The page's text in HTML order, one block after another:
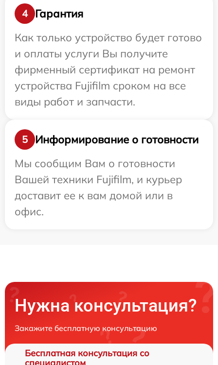
4
Гарантия
Как только устройство будет готово
и оплаты услуги Вы получите
фирменный сертификат на ремонт
устройства Fujifilm сроком на все
виды работ и запчасти.
5
Информирование о готовности
Мы сообщим Вам о готовности
Вашей техники Fujifilm, и курьер
доставит ее к вам домой или в
офис.
Нужна консультация?
Закажите бесплатную консультацию
Бесплатная консультация со